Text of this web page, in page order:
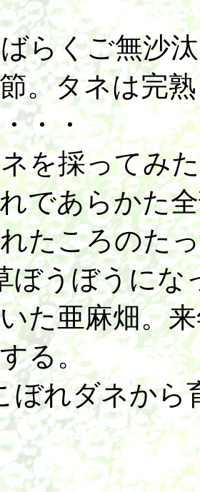
らくご無沙
。タネは完
・・
を採ってみ
であらかた
たころのた
ぼうぼうにな
た亜麻畑。
る。
ぼれダネから